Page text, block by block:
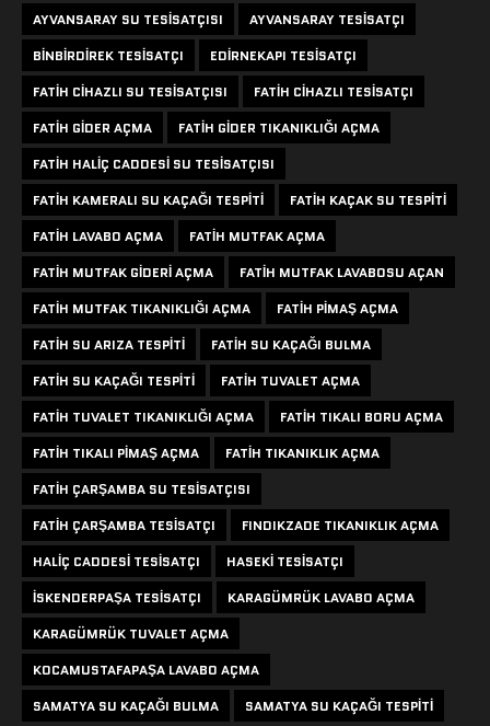
AYVANSARAY SU TESISATÇISI
AYVANSARAY TESISATÇI
BINBIRDIREK TESISATÇI
EDIRNEKAPI TESISATÇI
FATIH CIHAZLI SU TESISATÇISI
FATIH CIHAZLI TESISATÇI
FATIH GIDER AÇMA
FATIH GIDER TIKANIKLIĞI AÇMA
FATIH HALIÇ CADDESI SU TESISATÇISI
FATIH KAMERALI SU KAÇAĞI TESPITI
FATIH KAÇAK SU TESPITI
FATIH LAVABO AÇMA
FATIH MUTFAK AÇMA
FATIH MUTFAK GIDERI AÇMA
FATIH MUTFAK LAVABOSU AÇAN
FATIH MUTFAK TIKANIKLIĞI AÇMA
FATIH PIMAŞ AÇMA
FATIH SU ARIZA TESPITI
FATIH SU KAÇAĞI BULMA
FATIH SU KAÇAĞI TESPITI
FATIH TUVALET AÇMA
FATIH TUVALET TIKANIKLIĞI AÇMA
FATIH TIKALI BORU AÇMA
FATIH TIKALI PIMAŞ AÇMA
FATIH TIKANIKLIK AÇMA
FATIH ÇARŞAMBA SU TESISATÇISI
FATIH ÇARŞAMBA TESISATÇI
FINDIKZADE TIKANIKLIK AÇMA
HALIÇ CADDESI TESISATÇI
HASEKI TESISATÇI
ISKENDERPAŞA TESISATÇI
KARAGÜMRÜK LAVABO AÇMA
KARAGÜMRÜK TUVALET AÇMA
KOCAMUSTAFAPAŞA LAVABO AÇMA
SAMATYA SU KAÇAĞI BULMA
SAMATYA SU KAÇAĞI TESPITI